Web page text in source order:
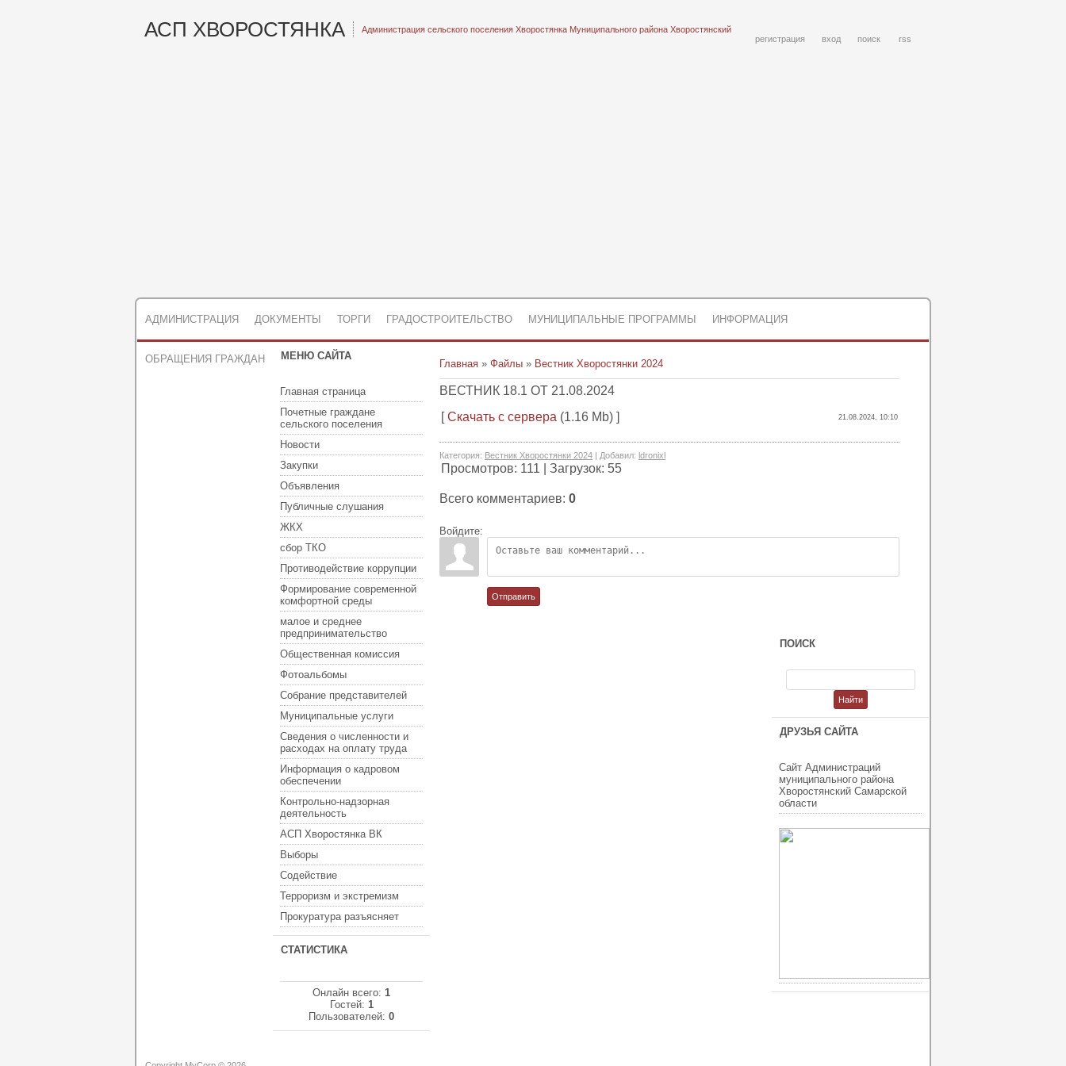
АСП ХВОРОСТЯНКА
Администрация сельского поселения Хворостянка Муниципального района Хворостянский
регистрация
вход поиск rss
АДМИНИСТРАЦИЯ ДОКУМЕНТЫ ТОРГИ ГРАДОСТРОИТЕЛЬСТВО МУНИЦИПАЛЬНЫЕ ПРОГРАММЫ ИНФОРМАЦИЯ
ОБРАЩЕНИЯ ГРАЖДАН МЕНЮ САЙТА
Главная страница
Почетные граждане
сельского поселения
Новости
Закупки
Объявления
Публичные слушания
ЖКХ
сбор ТКО
Противодействие коррупции
Формирование современной
комфортной среды
малое и среднее
предпринимательство
Общественная комиссия
Фотоальбомы
Собрание представителей
Муниципальные услуги
Сведения о численности и
расходах на оплату труда
Информация о кадровом
обеспечении
Контрольно-надзорная
деятельность
АСП Хворостянка ВК
Выборы
Содействие
Терроризм и экстремизм
Прокуратура разъясняет
СТАТИСТИКА
Онлайн всего: 1
Гостей: 1
Пользователей: 0
Главная » Файлы » Вестник Хворостянки 2024
ВЕСТНИК 18.1 ОТ 21.08.2024
[Скачать с сервера (1.16 Mb) ] 21.08.2024, 10:10
Категория: Вестник Хворостянки 2024 | Добавил: ldronixl
Просмотров: 111 Загрузок: 55
Всего комментариев: 0
Войдите:
Отправить
ПОИСК
ДРУЗЬЯ САЙТА
Сайт Администраций
муниципального района
Хворостянский Самарской
области